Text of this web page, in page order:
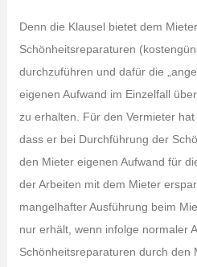
Denn die Klausel bietet dem
Schönheitsreparaturen
durchzuführen und dafür die
eigenen Aufwand im Einzelfall
zu erhalten. Für den Vermieter hat
dass er bei Durchführung der
den Mieter eigenen Aufwand für
der Arbeiten mit dem Mieter
mangelhafter Ausführung beim
nur erhält, wenn infolge normaler
Schönheitsreparaturen durch den